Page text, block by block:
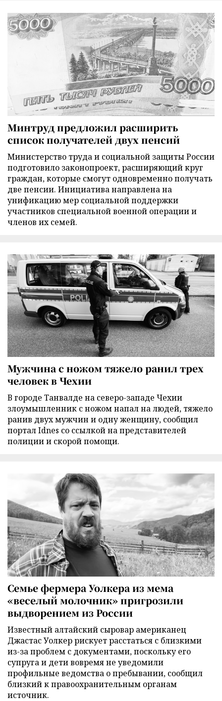
Минтруд предложил расширить
список получателей двух пенсий
Министерство труда и социальной защиты России
подготовило законопроект, расширяющий круг
граждан, которые смогут одновременно получать
две пенсии. Инициатива направлена на
унификацию мер социальной поддержки
участников специальной военной операции и
членов их семей.
Мужчина с ножом тяжело ранил трех
человек в Чехии
В городе Танвалде на северо-западе Чехии
злоумышленник с ножом напал на людей, тяжело
ранив двух мужчин и одну женщину, сообщил
портал Idnes со ссылкой на представителей
полиции и скорой помощи.
Семье фермера Уолкера из мема
«веселый молочник» пригрозили
выдворением из России
Известный алтайский сыровар американец
Джастас Уолкер рискует расстаться с близкими
из-за проблем с документами, поскольку его
супруга и дети вовремя не уведомили
профильные ведомства о пребывании, сообщил
близкий к правоохранительным органам
источник.